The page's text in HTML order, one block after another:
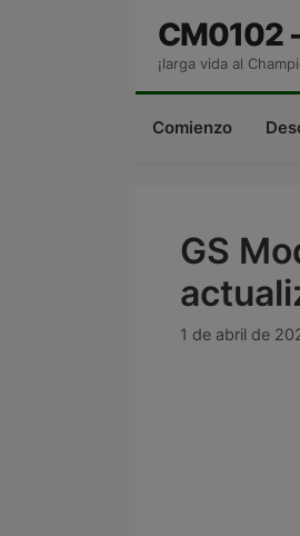
CM0102
¡larga vida al
Comienzo
GS
1 de abril de